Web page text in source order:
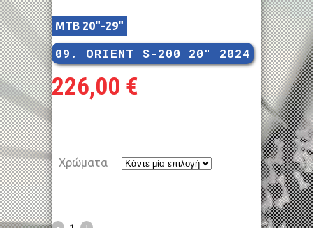
MTB 20"-29"
09. ORIENT S-200 20″ 2024
226,00 €
Χρώματα